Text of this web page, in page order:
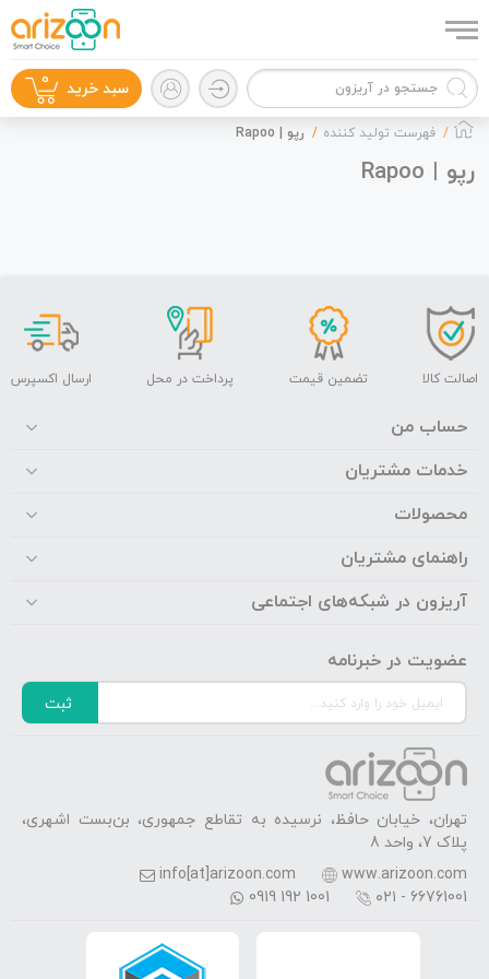
لوازم جانبی
سبد خرید 0
فهرست تولید کننده رپو | Rapoo
رپو | Rapoo
اصالت کالا تضمین قیمت پرداخت در محل ارسال اکسپرس
حساب من
خدمات مشتریان
محصولات
راهنمای مشتریان
آریزون در شبکه‌های اجتماعی
عضویت در خبرنامه
ثبت
تهران، خیابان حافظ، نرسیده به تقاطع جمهوری، بن‌بست اشهری،
پلاک 7، واحد 8
www.arizoon.com
info[at]arizoon.com
۰۲۱ - 66761001
0919 192 1001